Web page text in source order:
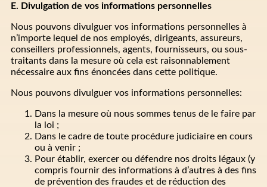
E. Divulgation de vos informations personnelles
Nous pouvons divulguer vos informations personnelles à
n’importe lequel de nos employés, dirigeants, assureurs,
conseillers professionnels, agents, fournisseurs, ou sous-
traitants dans la mesure où cela est raisonnablement
nécessaire aux fins énoncées dans cette politique.
Nous pouvons divulguer vos informations personnelles:
Dans la mesure où nous sommes tenus de le faire par
la loi ;
Dans le cadre de toute procédure judiciaire en cours
ou à venir ;
Pour établir, exercer ou défendre nos droits légaux (y
compris fournir des informations à d’autres à des fins
de prévention des fraudes et de réduction des